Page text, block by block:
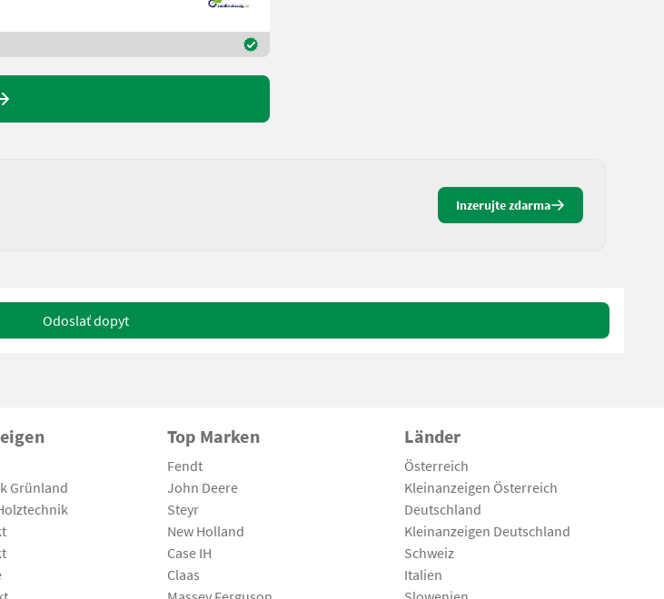
Inzerujte zdarma
Odoslať dopyt
Grünland
Top Marken
Fendt
John Deere
Steyr
New Holland
Case IH
Claas
Länder
Österreich
Kleinanzeigen Österreich
Deutschland
Kleinanzeigen Deutschland
Schweiz
Italien